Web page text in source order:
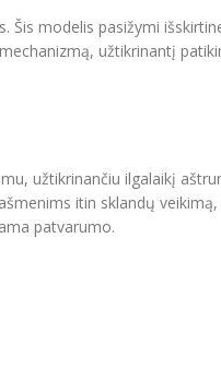
Šis modelis pasižymi
užtikrinantį
užtikrinančiu ilgalaikį
itin sklandų
patvarumo.